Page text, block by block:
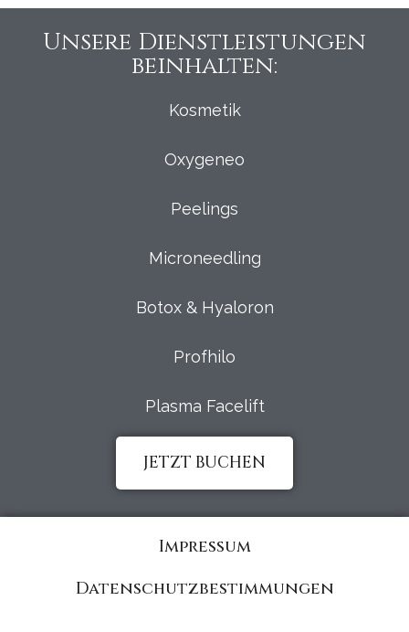
Unsere Dienstleistungen
beinhalten:​
Kosmetik
Oxygeneo
Peelings
Microneedling
Botox & Hyaloron
Profhilo
Plasma Facelift
JETZT BUCHEN
Impressum
Datenschutzbestimmungen